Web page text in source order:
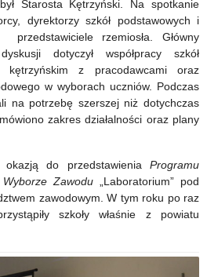
Starosta Kętrzyński. Na spotkanie
dyrektorzy szkół podstawowych i
przedstawiciele rzemiosła. Główny
dotyczył współpracy szkół
kętrzyńskim z pracodawcami oraz
w wyborach uczniów. Podczas
na potrzebę szerszej niż dotychczas
zakres działalności oraz plany
okazją do przedstawienia Programu
Zawodu „Laboratorium” pod
zawodowym. W tym roku po raz
szkoły właśnie z powiatu